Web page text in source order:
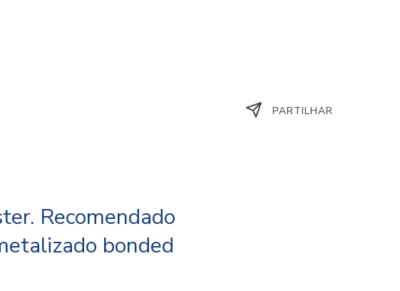
Recomendado
bonded
PARTILHAR